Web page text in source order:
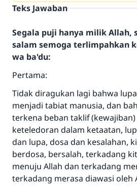
Teks Jawaban
Segala puji hanya milik Allah,
salam semoga terlimpahkan
wa ba'du:
Pertama:
Tidak diragukan lagi bahwa
menjadi tabiat manusia, dan
terkena beban taklif
keteledoran dalam ketaatan,
dan lupa, dosa dan kesalahan,
berdosa, bersalah, terkadang
menuju Allah dan terkadang
terkadang merasa diawasi oleh